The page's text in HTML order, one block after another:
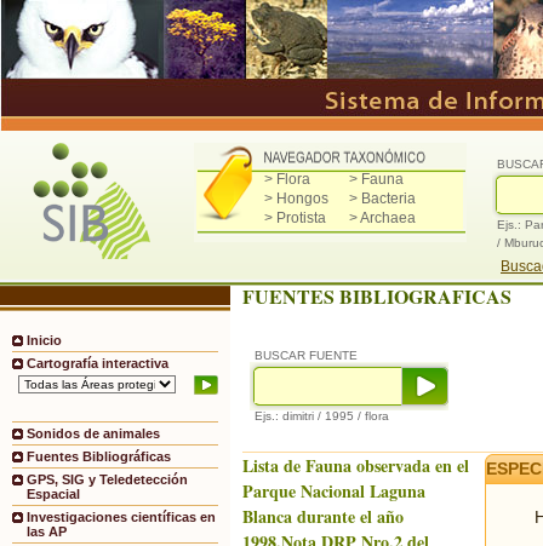
> Flora
> Fauna
> Hongos
> Bacteria
> Protista
> Archaea
Ejs.:
/
Inicio
Cartografía interactiva
Sonidos de animales
Fuentes Bibliográficas
GPS, SIG y Teledetección
Espacial
Investigaciones científicas en
las AP
FUENTES BIBLIOGRAFICAS
BUSCAR FUENTE
Ejs.: dimitri / 1995 / flora
Lista de Fauna observada en el
Parque Nacional Laguna
Blanca durante el año